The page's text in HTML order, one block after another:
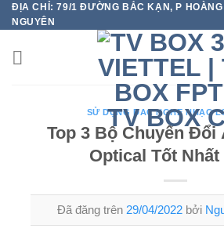
Chuyển
đến
nội
dung
ĐỊA CHỈ: 79/1 ĐƯỜNG BẮC KẠN, P HOÀNG
NGUYÊN
SỬ DỤNG DAC NGHE NHẠC
Top 3 Bộ Chuyển Đổi
Optical Tốt Nhất
Đã đăng trên 29/04/2022 bởi